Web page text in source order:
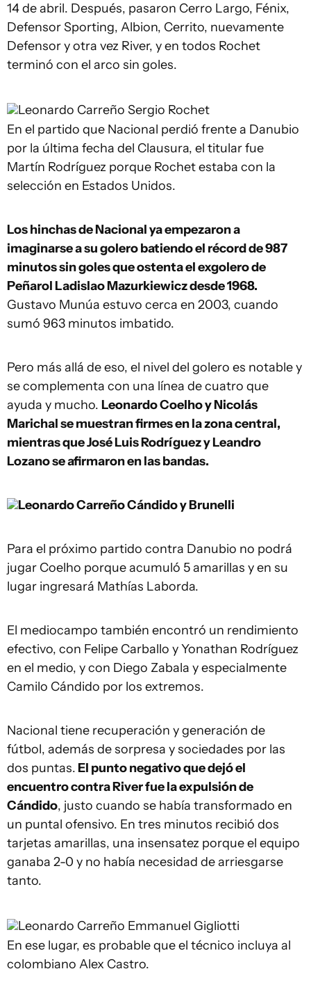
14 de abril. Después, pasaron Cerro Largo, Fénix,
Defensor Sporting, Albion, Cerrito, nuevamente
Defensor y otra vez River, y en todos Rochet
terminó con el arco sin goles.
Leonardo Carreño Sergio Rochet
En el partido que Nacional perdió frente a Danubio
por la última fecha del Clausura, el titular fue
Martín Rodríguez porque Rochet estaba con la
selección en Estados Unidos.
Los hinchas de Nacional ya empezaron a
imaginarse a su golero batiendo el récord de 987
minutos sin goles que ostenta el exgolero de
Peñarol Ladislao Mazurkiewicz desde 1968.
Gustavo Munúa estuvo cerca en 2003, cuando
sumó 963 minutos imbatido.
Pero más allá de eso, el nivel del golero es notable y
se complementa con una línea de cuatro que
ayuda y mucho. Leonardo Coelho y Nicolás
Marichal se muestran firmes en la zona central,
mientras que José Luis Rodríguez y Leandro
Lozano se afirmaron en las bandas.
Leonardo CarreñoCándido y Brunelli
Para el próximo partido contra Danubio no podrá
jugar Coelho porque acumuló 5 amarillas y en su
lugar ingresará Mathías Laborda.
El mediocampo también encontró un rendimiento
efectivo, con Felipe Carballo y Yonathan Rodríguez
en el medio, y con Diego Zabala y especialmente
Camilo Cándido por los extremos.
Nacional tiene recuperación y generación de
fútbol, además de sorpresa y sociedades por las
dos puntas. El punto negativo que dejó el
encuentro contra River fue la expulsión de
Cándido, justo cuando se había transformado en
un puntal ofensivo. En tres minutos recibió dos
tarjetas amarillas, una insensatez porque el equipo
ganaba 2-0 y no había necesidad de arriesgarse
tanto.
Leonardo Carreño Emmanuel Gigliotti
En ese lugar, es probable que el técnico incluya al
colombiano Alex Castro.